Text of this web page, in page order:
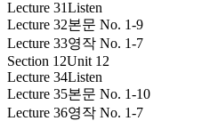
Lecture 31Listen
Lecture 32본문 No. 1-9
Lecture 33영작 No. 1-7
Section 12Unit 12
Lecture 34Listen
Lecture 35본문 No. 1-10
Lecture 36영작 No. 1-7